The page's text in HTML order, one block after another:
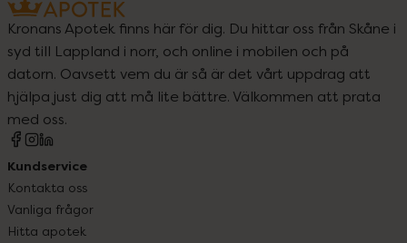
Kronans Apotek finns här för dig. Du hittar oss från Skåne i
syd till Lappland i norr, och online i mobilen och på
datorn. Oavsett vem du är så är det vårt uppdrag att
hjälpa just dig att må lite bättre. Välkommen att prata
med oss.
Kundservice
Kontakta oss
Vanliga frågor
Hitta apotek